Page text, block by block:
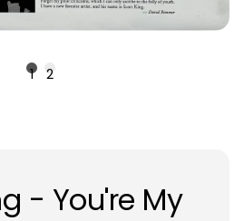
1 2
- You're My